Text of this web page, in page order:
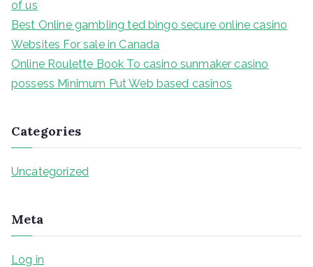
of us
Best Online gambling ted bingo secure online casino
Websites For sale in Canada
Online Roulette Book To casino sunmaker casino
possess Minimum Put Web based casinos
Categories
Uncategorized
Meta
Log in